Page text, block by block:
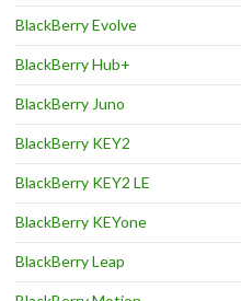
BlackBerry Evolve
BlackBerry Hub+
BlackBerry Juno
BlackBerry KEY2
BlackBerry KEY2 LE
BlackBerry KEYone
BlackBerry Leap